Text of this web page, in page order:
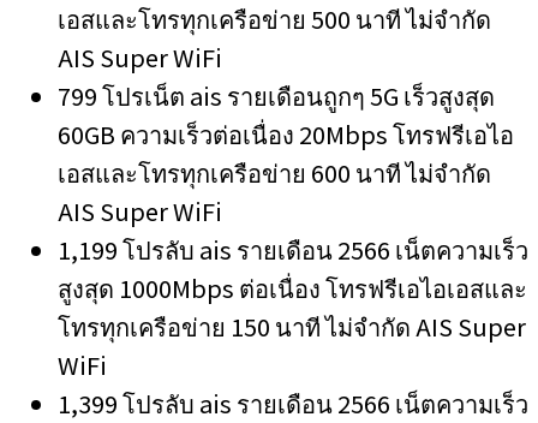
เอสและโทรทุกเครือข่าย 500 นาที ไม่จำกัด
AIS Super WiFi
799 โปรเน็ต ais รายเดือนถูกๆ 5G เร็วสูงสุด
60GB ความเร็วต่อเนื่อง 20Mbps โทรฟรีเอไอ
เอสและโทรทุกเครือข่าย 600 นาที ไม่จำกัด
AIS Super WiFi
1,199 โปรลับ ais รายเดือน 2566 เน็ตความเร็ว
สูงสุด 1000Mbps ต่อเนื่อง โทรฟรีเอไอเอสและ
โทรทุกเครือข่าย 150 นาที ไม่จำกัด AIS Super
WiFi
1,399 โปรลับ ais รายเดือน 2566 เน็ตความเร็ว